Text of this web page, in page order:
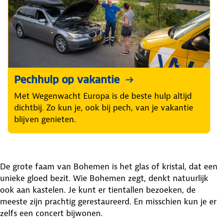
Pechhulp op vakantie
Met Wegenwacht Europa is de beste hulp altijd
dichtbij. Zo kun je, ook bij pech, van je vakantie
blijven genieten.
De grote faam van Bohemen is het glas of kristal, dat een
unieke gloed bezit. Wie Bohemen zegt, denkt natuurlijk
ook aan kastelen. Je kunt er tientallen bezoeken, de
meeste zijn prachtig gerestaureerd. En misschien kun je er
zelfs een concert bijwonen.